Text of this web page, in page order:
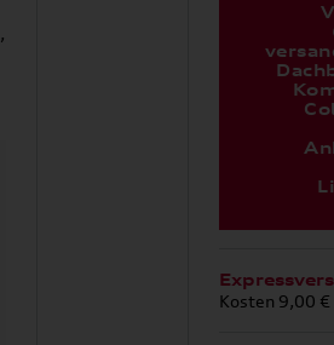
,
Kosten 9,00 €